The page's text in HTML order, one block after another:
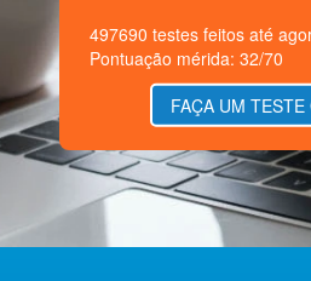
497690 testes feitos até
Pontuação mérida: 32/70
FAÇA UM TESTE